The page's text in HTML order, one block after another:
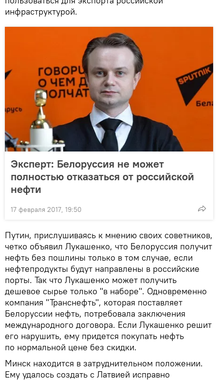
инфраструктурой.
Эксперт: Белоруссия не может
полностью отказаться от российской
нефти
17 февраля 2017, 19:50
Путин, прислушиваясь к мнению своих советников,
четко объявил Лукашенко, что Белоруссия получит
нефть без пошлины только в том случае, если
нефтепродукты будут направлены в российские
порты. Так что Лукашенко может получить
дешевое сырье только "в наборе". Одновременно
компания "Транснефть", которая поставляет
Белоруссии нефть, потребовала заключения
международного договора. Если Лукашенко решит
его нарушить, ему придется покупать нефть
по нормальной цене без скидки.
Минск находится в затруднительном положении.
Ему удалось создать с Латвией исправно